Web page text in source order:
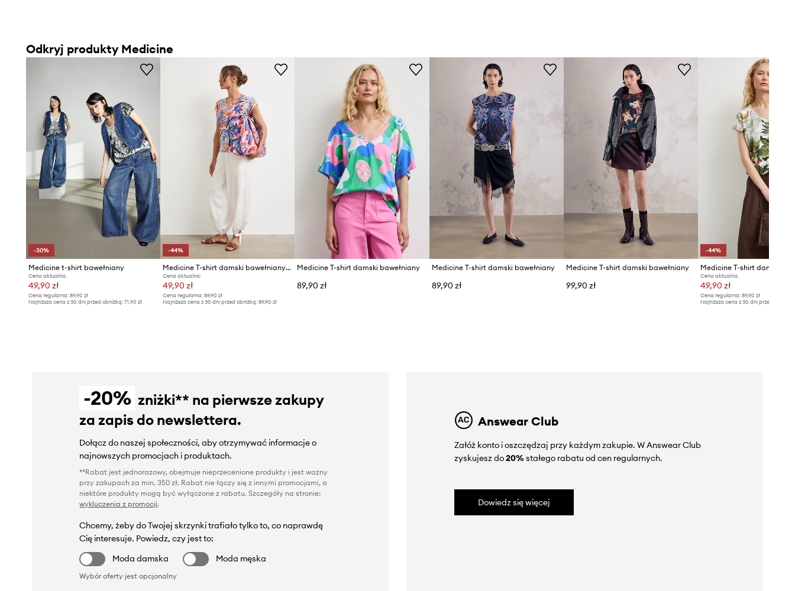
Odkryj produkty Medicine
-30%
Medicine t-shirt bawełniany
Cena aktualna:
49,90 zł
Cena regularna: 89,90 zł
Najniższa cena z 30 dni przed obniżką: 71,90 zł
-44%
Medicine T-shirt damski bawełniany z elastanem
Cena aktualna:
49,90 zł
Cena regularna:89,90 zł
Najniższa cena z 30 dni przed obniżką:89,90 zł
Medicine T-shirt damski bawełniany
89,90 zł
Medicine T-shirt damski bawełniany
89,90 zł
Medicine T-shirt damski bawełniany
99,90 zł
-44%
Cena aktualna:
49,90 zł
Cena regularna: 89,90 zł
Najniższa cena z 30 dni przed obniżką:
-20% zniżki** na pierwsze zakupy
za zapis do newslettera.
Dołącz do naszej społeczności, aby otrzymywać informacje o
najnowszych promocjach i produktach.
**Rabat jest jednorazowy, obejmuje nieprzecenione produkty i jest ważny
przy zakupach za min. 350 zł. Rabat nie łączy się z innymi promocjami, a
niektóre produkty mogą być wyłączone z rabatu. Szczegóły na stronie:
wykluczenia z promocji.
Chcemy, żeby do Twojej skrzynki trafiało tylko to, co naprawdę
Cię interesuje. Powiedz, czy jest to:
Moda damska
Moda męska
Wybór oferty jest opcjonalny
Answear Club
Załóż konto i oszczędzaj przy każdym zakupie. W Answear Club
zyskujesz do20%stałego rabatu od cen regularnych.
Dowiedz się więcej